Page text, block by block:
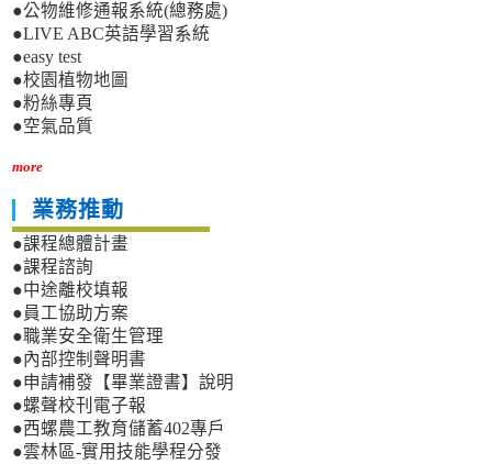
●公物維修通報系統(總務處)
●LIVE ABC英語學習系統
●easy test
●校園植物地圖
●粉絲專頁
●空氣品質
more
業務推動
●課程總體計畫
●課程諮詢
●中途離校填報
●員工協助方案
●職業安全衛生管理
●內部控制聲明書
●申請補發【畢業證書】說明
●螺聲校刊電子報
●西螺農工教育儲蓄402專戶
●雲林區-實用技能學程分發